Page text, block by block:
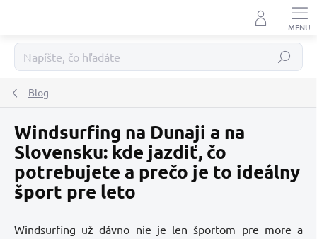
Hľadať
Blog
Windsurfing na Dunaji a na
Slovensku: kde jazdiť, čo
potrebujete a prečo je to ideálny
šport pre leto
Windsurfing už dávno nie je len športom pre more a